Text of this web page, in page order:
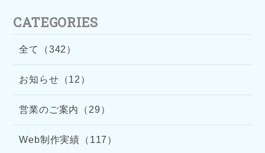
CATEGORIES
全て（342）
お知らせ（12）
営業のご案内（29）
Web制作実績（117）